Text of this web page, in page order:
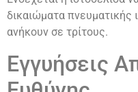
δικαιώματα πνευματικής
ανήκουν σε τρίτους.
Εγγυήσεις